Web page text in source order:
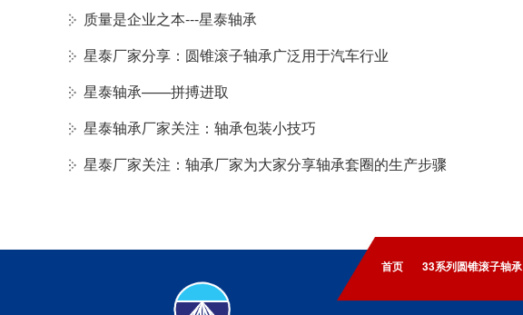
质量是企业之本---星泰轴承
星泰厂家分享：圆锥滚子轴承广泛用于汽车行业
星泰轴承——拼搏进取
星泰轴承厂家关注：轴承包装小技巧
星泰厂家关注：轴承厂家为大家分享轴承套圈的生产步骤
首页 33系列圆锥滚子轴承